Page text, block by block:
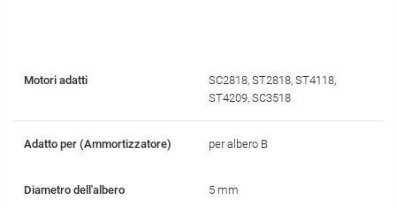
Motori adatti
SC2818, ST2818, ST4118,
ST4209, SC3518
Adatto per (Ammortizzatore) per albero B
Diametro dell'albero 5 mm